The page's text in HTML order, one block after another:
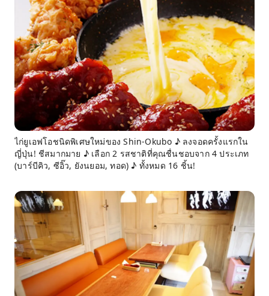
ไก่ยูเอฟโอชนิดพิเศษใหม่ของ Shin-Okubo ♪ ลงจอดครั้งแรกใน
ญี่ปุ่น! ชีสมากมาย ♪ เลือก 2 รสชาติที่คุณชื่นชอบจาก 4 ประเภท
(บาร์บีคิว, ซีอิ๊ว, ยังนยอม, ทอด) ♪ ทั้งหมด 16 ชิ้น!